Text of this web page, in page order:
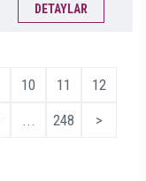
DETAYLAR
10 11
12
248 >